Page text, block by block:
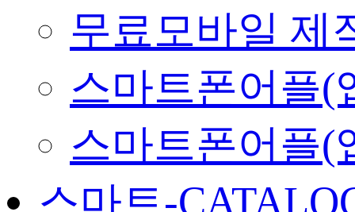
무료모바일 제
스마트폰어플(
스마트폰어플(
스마트-